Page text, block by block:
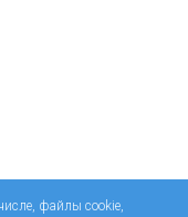
файлы cookie,